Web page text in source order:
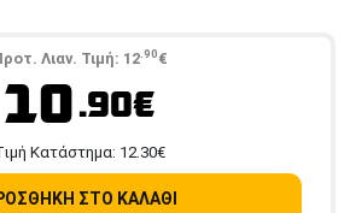
Λιαν. Τιμή: 12.90€
10.90€
Κατάστημα: 12.30€
ΣΤΟ ΚΑΛΑΘΙ